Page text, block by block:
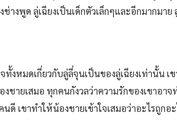
ช่างพูด ลู่เฉียงเป็นเด็กตัวเล็กๆและอีกมากมา
งหมดเกี่ยวกับลู่ลี่จุนเป็นของลู่เฉียงเท่านั้น เ
ชายเสมอ ทุกคนกังวลว่าความรักของเขาอา
ดี เขาทำให้น้องชายเข้าใจเสมอว่าอะไรถูกอ